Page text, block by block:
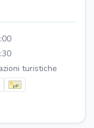
turistiche